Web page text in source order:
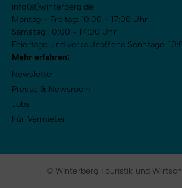
info(at)winterberg.de
Montag - Freitag: 10:00 - 17:00 Uhr
Samstag: 10:00 - 14:00 Uhr
Feiertage und verkaufsoffene Sonntage:
Mehr erfahren:
Newsletter
Presse & Newsroom
Jobs
Für Vermieter
© Winterberg Touristik und